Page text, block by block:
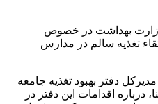
وزارت بهداشت در خصوص
تغذیه سالم در مدارس
دفتر بهبود تغذیه جامعه
درباره اقدامات این دفتر در